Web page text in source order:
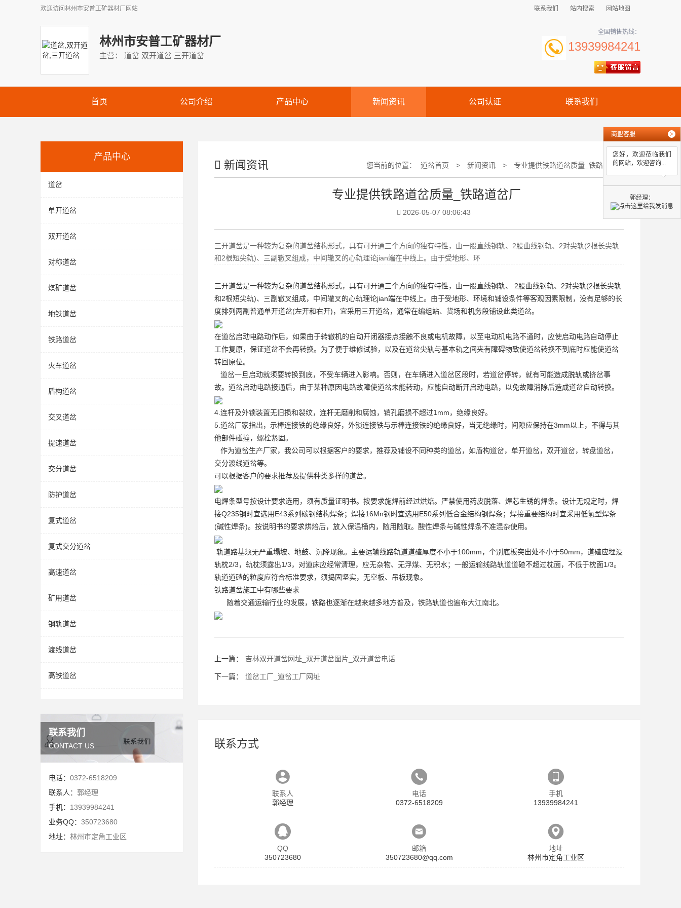
欢迎访问 林州市安普工矿器材厂 网站 联系我们 站内搜索 网站地图
林州市安普工矿器材厂
主营： 道岔 双开道岔 三开道岔
全国销售热线：
13939984241
首页 公司介绍 产品中心 新闻资讯 公司认证 联系我们
产品中心
道岔
单开道岔
双开道岔
对称道岔
煤矿道岔
地铁道岔
铁路道岔
火车道岔
盾构道岔
交叉道岔
提速道岔
交分道岔
防护道岔
复式道岔
复式交分道岔
高速道岔
矿用道岔
钢轨道岔
渡线道岔
高铁道岔
联系我们
CONTACT US
电话： 0372-6518209
联系人： 郭经理
手机： 13939984241
业务QQ： 350723680
地址： 林州市定角工业区
新闻资讯 您当前的位置： 道岔首页 > 新闻资讯 > 专业提供铁路道岔质量_铁路道岔厂
专业提供铁路道岔质量_铁路道岔厂
2026-05-07 08:06:43
三开道岔是一种较为复杂的道岔结构形式，具有可开通三个方向的独有特性，由一股直线钢轨、2股曲线钢轨、2对尖轨(2根长尖轨
和2根短尖轨)、三副辙叉组成，中间辙叉的心轨理论jian端在中线上。由于受地形、环
三开道岔是一种较为复杂的道岔结构形式，具有可开通三个方向的独有特性，由一股直线钢轨、 2股曲线钢轨、2对尖轨(2根长尖轨
和2根短尖轨)、三副辙叉组成，中间辙叉的心轨理论jian端在中线上。由于受地形、环境和铺设条件等客观因素限制，没有足够的长
度排列两副普通单开道岔(左开和右开)，宜采用三开道岔，通常在编组站、货场和机务段铺设此类道岔。
在道岔启动电路动作后，如果由于转辙机的自动开闭器接点接触不良或电机故障，以至电动机电路不通时，应使启动电路自动停止
工作复原，保证道岔不会再转换。为了便于维修试验，以及在道岔尖轨与基本轨之间夹有障碍物致使道岔转换不到底时应能使道岔
转回原位。
道岔一旦启动就须要转换到底，不受车辆进入影响。否则，在车辆进入道岔区段时，若道岔停转，就有可能造成脱轨或挤岔事
故。道岔启动电路接通后，由于某种原因电路故障使道岔未能转动，应能自动断开启动电路，以免故障消除后造成道岔自动转换。
4.连杆及外锁装置无旧损和裂纹，连杆无磨削和腐蚀，销孔磨损不超过1mm，绝缘良好。
5.道岔厂家指出，示棒连接铁的绝缘良好，外锁连接铁与示棒连接铁的绝缘良好，当无绝缘时，间隙应保持在3mm以上，不得与其
他部件碰撞，螺栓紧固。
作为道岔生产厂家，我公司可以根据客户的要求，推荐及铺设不同种类的道岔，如盾构道岔，单开道岔， 双开道岔，转盘道岔，
交分渡线道岔等。
可以根据客户的要求推荐及提供种类多样的道岔。
电焊条型号按设计要求选用，须有质量证明书。按要求施焊前经过烘焙。严禁使用药皮脱落、焊芯生锈的焊条。设计无规定时，焊
接Q235钢时宜选用E43系列碳钢结构焊条；焊接16Mn钢时宜选用E50系列低合金结构钢焊条；焊接重要结构时宜采用低氢型焊条
(碱性焊条)。按说明书的要求烘焙后，放入保温桶内，随用随取。酸性焊条与碱性焊条不准混杂使用。
轨道路基须无严重塌坡、地鼓、沉降现象。主要运输线路轨道道碴厚度不小于100mm，个别底板突出处不小于50mm，道碴应埋没
轨枕2/3，轨枕须露出1/3，对道床应经常清理，应无杂物、无浮煤、无积水；一般运输线路轨道道碴不超过枕面，不低于枕面1/3。
轨道道碴的粒度应符合标准要求，须捣固坚实，无空板、吊板现象。
铁路道岔施工中有哪些要求
随着交通运输行业的发展，铁路也逐渐在越来越多地方普及，铁路轨道也遍布大江南北。
上一篇： 吉林双开道岔网址_双开道岔图片_双开道岔电话
下一篇： 道岔工厂_道岔工厂网址
联系方式
联系人
郭经理
电话
0372-6518209
手机
13939984241
QQ
350723680
邮箱
350723680@qq.com
地址
林州市定角工业区
商盟客服 >
您好，欢迎莅临我们
的网站，欢迎咨询...
郭经理：